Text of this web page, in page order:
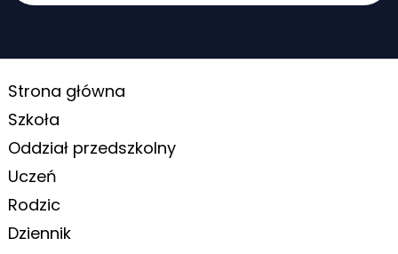
Strona główna
Szkoła
Oddział przedszkolny
Uczeń
Rodzic
Dziennik